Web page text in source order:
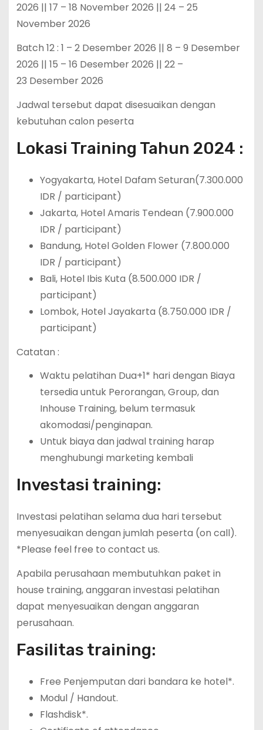
2026 || 17 – 18 November 2026 || 24 – 25
November 2026
Batch 12 : 1 – 2 Desember 2026 || 8 – 9 Desember
2026 || 15 – 16 Desember 2026 || 22 –
23 Desember 2026
Jadwal tersebut dapat disesuaikan dengan
kebutuhan calon peserta
Lokasi Training Tahun 2024 :
Yogyakarta, Hotel Dafam Seturan(7.300.000
IDR / participant)
Jakarta, Hotel Amaris Tendean (7.900.000
IDR / participant)
Bandung, Hotel Golden Flower (7.800.000
IDR / participant)
Bali, Hotel Ibis Kuta (8.500.000 IDR /
participant)
Lombok, Hotel Jayakarta (8.750.000 IDR /
participant)
Catatan :
Waktu pelatihan Dua+1* hari dengan Biaya
tersedia untuk Perorangan, Group, dan
Inhouse Training, belum termasuk
akomodasi/penginapan.
Untuk biaya dan jadwal training harap
menghubungi marketing kembali
Investasi training:
Investasi pelatihan selama dua hari tersebut
menyesuaikan dengan jumlah peserta (on call).
*Please feel free to contact us.
Apabila perusahaan membutuhkan paket in
house training, anggaran investasi pelatihan
dapat menyesuaikan dengan anggaran
perusahaan.
Fasilitas training:
Free Penjemputan dari bandara ke hotel*.
Modul / Handout.
Flashdisk*.